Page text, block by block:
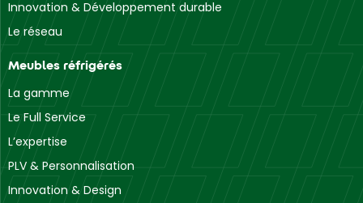
Innovation & Développement durable
Le réseau
Meubles réfrigérés
La gamme
Le Full Service
L’expertise
PLV & Personnalisation
Innovation & Design